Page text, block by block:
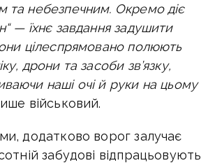
та небезпечним. Окремо діє
— їхнє завдання задушити
цілеспрямовано полюють
дрони та засоби зв’язку,
наші очі й руки на цьому
військовий.
додатково ворог залучає
забудові відпрацьовують